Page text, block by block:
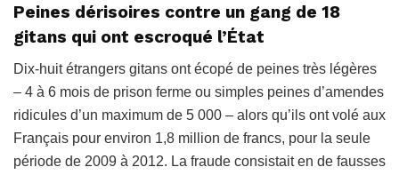
Peines dérisoires contre un gang de 18
gitans qui ont escroqué l’État
Dix-huit étrangers gitans ont écopé de peines très légères
– 4 à 6 mois de prison ferme ou simples peines d’amendes
ridicules d’un maximum de 5 000 – alors qu’ils ont volé aux
Français pour environ 1,8 million de francs, pour la seule
période de 2009 à 2012. La fraude consistait en de fausses